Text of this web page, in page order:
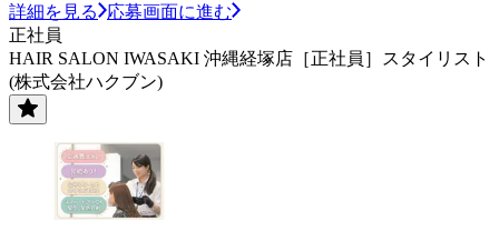
詳細を見る
応募画面に進む
正社員
HAIR SALON IWASAKI 沖縄経塚店［正社員］スタイリスト
(株式会社ハクブン)